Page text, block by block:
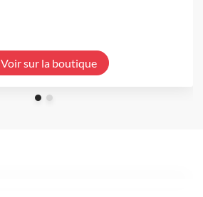
Voir sur la boutique